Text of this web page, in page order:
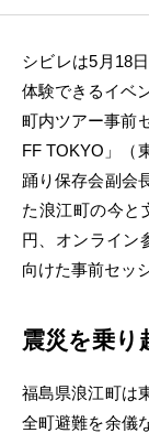
シビレは5月18
体験できるイベ
町内ツアー事前
FF TOKYO」（
踊り保存会副会
た浪江町の今と
円、オンライン
向けた事前セッ
震災を乗り
福島県浪江町は
全町避難を余儀